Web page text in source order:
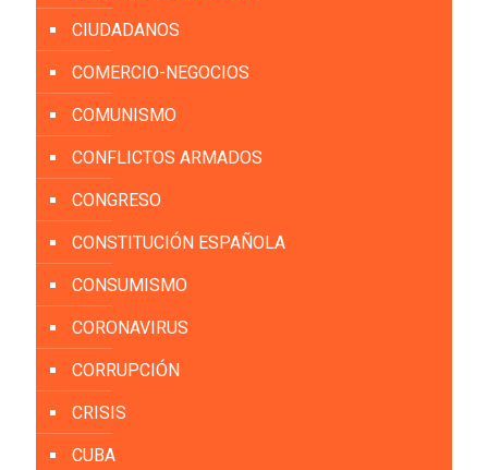
CIUDADANOS
COMERCIO-NEGOCIOS
COMUNISMO
CONFLICTOS ARMADOS
CONGRESO
CONSTITUCIÓN ESPAÑOLA
CONSUMISMO
CORONAVIRUS
CORRUPCIÓN
CRISIS
CUBA